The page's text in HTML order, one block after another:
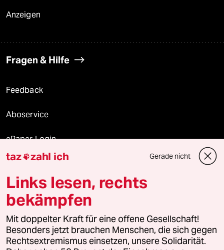
Anzeigen
Fragen & Hilfe
Feedback
Aboservice
ePaper Login
Downloads für Abonnierende
© 2026 taz Verlags und Vertriebs GmbH
Alle Rechte vorbehalten. Bei rechtlichen Fragen oder für Genehmigungen
wenden Sie sich bitte an
lizenzen@taz.de
taz zahl ich Gerade nicht
Links lesen, rechts
bekämpfen
Mit doppelter Kraft für eine offene Gesellschaft!
Besonders jetzt brauchen Menschen, die sich gegen
Rechtsextremismus einsetzen, unsere Solidarität.